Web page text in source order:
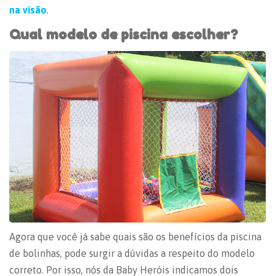
na visão.
Qual modelo de piscina escolher?
Agora que você já sabe quais são os benefícios da piscina
de bolinhas, pode surgir a dúvidas a respeito do modelo
correto. Por isso, nós da Baby Heróis indicamos dois